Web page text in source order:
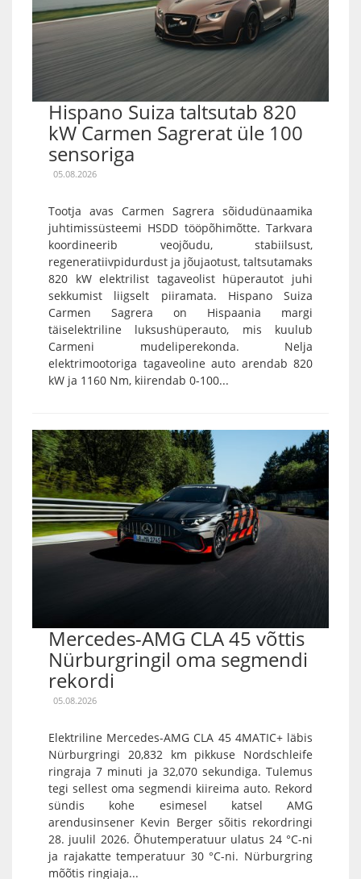
Hispano Suiza taltsutab 820
kW Carmen Sagrerat üle 100
sensoriga
05.08.2026
Tootja avas Carmen Sagrera sõidudünaamika
juhtimissüsteemi HSDD tööpõhimõtte. Tarkvara
koordineerib veojõudu, stabiilsust,
regeneratiivpidurdust ja jõujaotust, taltsutamaks
820 kW elektrilist tagaveolist hüperautot juhi
sekkumist liigselt piiramata. Hispano Suiza
Carmen Sagrera on Hispaania margi
täiselektriline luksushüperauto, mis kuulub
Carmeni mudeliperekonda. Nelja
elektrimootoriga tagaveoline auto arendab 820
kW ja 1160 Nm, kiirendab 0-100...
Mercedes-AMG CLA 45 võttis
Nürburgringil oma segmendi
rekordi
05.08.2026
Elektriline Mercedes-AMG CLA 45 4MATIC+ läbis
Nürburgringi 20,832 km pikkuse Nordschleife
ringraja 7 minuti ja 32,070 sekundiga. Tulemus
tegi sellest oma segmendi kiireima auto. Rekord
sündis kohe esimesel katsel AMG
arendusinsener Kevin Berger sõitis rekordringi
28. juulil 2026. Õhutemperatuur ulatus 24 °C-ni
ja rajakatte temperatuur 30 °C-ni. Nürburgring
mõõtis ringiaja...